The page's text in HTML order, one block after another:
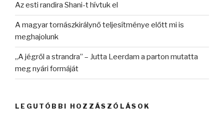
Az esti randira Shani-t hívtuk el
A magyar tornászkirálynő teljesítménye előtt mi is
meghajolunk
„A jégről a strandra” – Jutta Leerdam a parton mutatta
meg nyári formáját
LEGUTÓBBI HOZZÁSZÓLÁSOK